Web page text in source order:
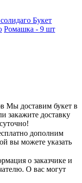
Букет
Ромашка - 9 шт
Мы доставим букет в
закажите доставку
дополним
вы можете указать
о заказчике и
О вас могут